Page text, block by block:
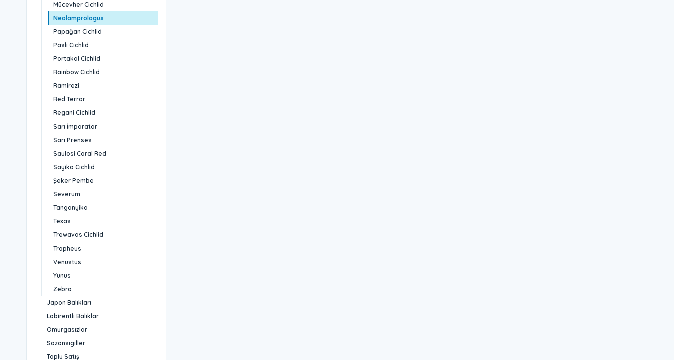
Mücevher Cichlid
Neolamprologus
Papağan Cichlid
Paslı Cichlid
Portakal Cichlid
Rainbow Cichlid
Ramirezi
Red Terror
Regani Cichlid
Sarı İmparator
Sarı Prenses
Saulosi Coral Red
Sayika Cichlid
Şeker Pembe
Severum
Tanganyika
Texas
Trewavas Cichlid
Tropheus
Venustus
Yunus
Zebra
Japon Balıkları
Labirentli Balıklar
Omurgasızlar
Sazansıgiller
Toplu Satış